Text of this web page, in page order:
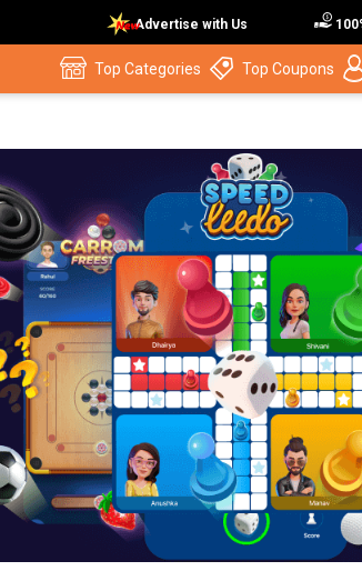
Advertise with Us
Top Categories Top Coupons